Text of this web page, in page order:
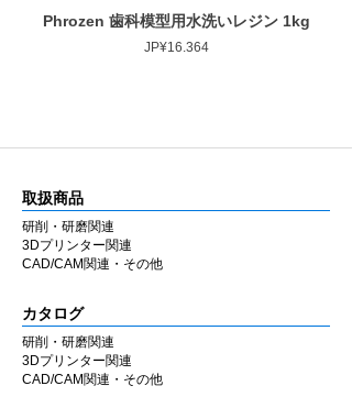
Phrozen 歯科模型用水洗いレジン 1kg
Harga
JP¥16.364
取扱商品
研削・研磨関連
3Dプリンター関連
CAD/CAM関連・その他
カタログ
研削・研磨関連
3Dプリンター関連
CAD/CAM関連・その他